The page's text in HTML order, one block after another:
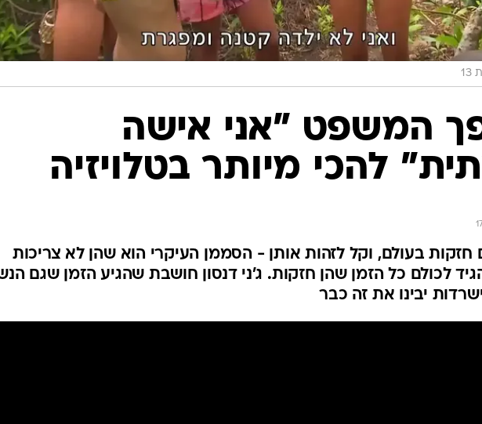
המשפט "אני אישה
להכי מיותר בטלויזיה
חזקות בעולם, וקל לזהות אותן - הסממן העיקרי הוא שהן לא צריכות
לכולם כל הזמן שהן חזקות. ג'ני דנסון חושבת שהגיע הזמן שגם
יבינו את זה כבר